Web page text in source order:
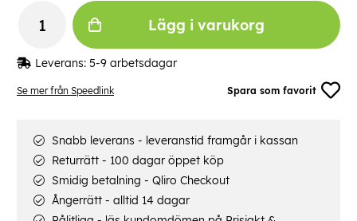
Se mer från Speedlink Spara som favorit
Lägg i varukorg
Leverans: 5-9 arbetsdagar
Snabb leverans - leveranstid framgår i kassan
Returrätt - 100 dagar öppet köp
Smidig betalning - Qliro Checkout
Ångerrätt - alltid 14 dagar